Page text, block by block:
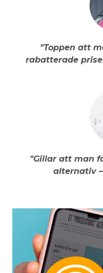
"Toppen att
rabatterade
"Gillar att man
alternativ